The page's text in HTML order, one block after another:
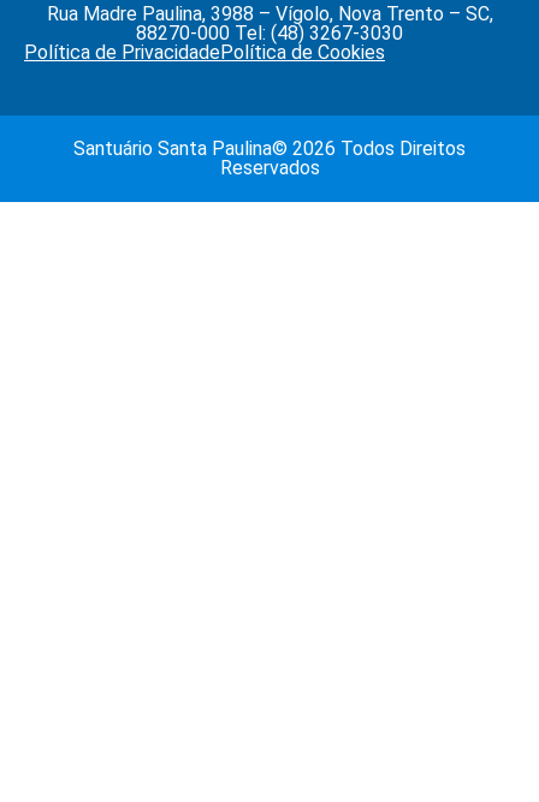
Rua Madre Paulina, 3988 – Vígolo, Nova Trento – SC,
88270-000 Tel: (48) 3267-3030
Política de PrivacidadePolítica de Cookies
Santuário Santa Paulina© 2026 Todos Direitos
Reservados